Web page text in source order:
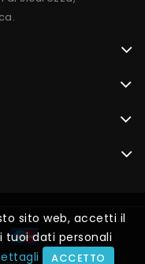
sito web, accetti il
tuoi dati personali
ACCETTO